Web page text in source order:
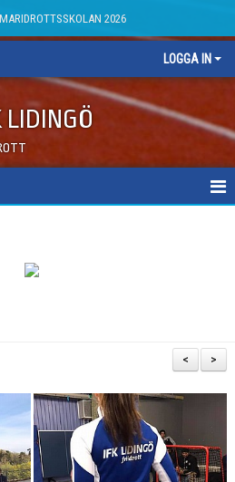
2026
LOGGA IN
LIDINGÖ
>
<